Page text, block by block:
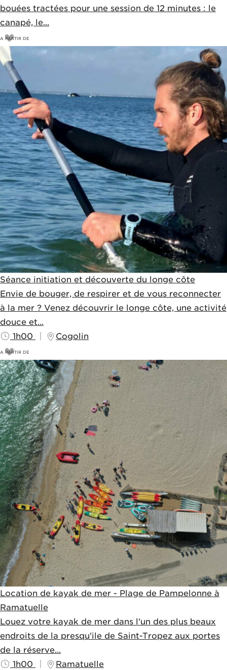
bouées tractées pour une session de 12 minutes : le
canapé, le...
A PARTIR DE
18
20€
Séance initiation et découverte du longe côte
Envie de bouger, de respirer et de vous reconnecter
à la mer ? Venez découvrir le longe côte, une activité
douce et...
1h00
Cogolin
A PARTIR DE
18€
20€
Location de kayak de mer - Plage de Pampelonne à
Ramatuelle
Louez votre kayak de mer dans l'un des plus beaux
endroits de la presqu'ile de Saint-Tropez aux portes
de la réserve...
1h00
Ramatuelle